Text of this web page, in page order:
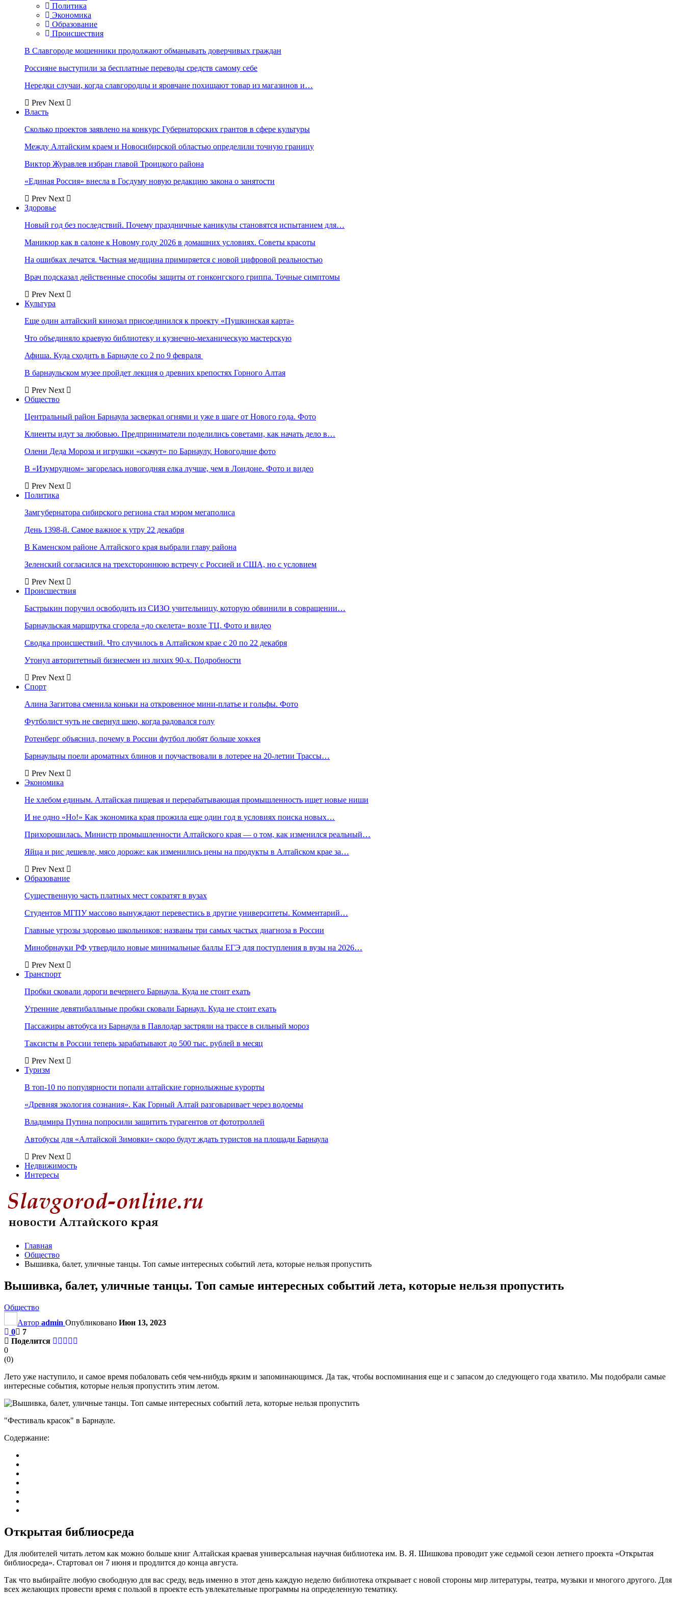
Политика
Экономика
Образование
Происшествия
В Славгороде мошенники продолжают обманывать доверчивых граждан
Россияне выступили за бесплатные переводы средств самому себе
Нередки случаи, когда славгородцы и яровчане похищают товар из магазинов и…
Prev Next
Власть
Сколько проектов заявлено на конкурс Губернаторских грантов в сфере культуры
Между Алтайским краем и Новосибирской областью определили точную границу
Виктор Журавлев избран главой Троицкого района
«Единая Россия» внесла в Госдуму новую редакцию закона о занятости
Prev Next
Здоровье
Новый год без последствий. Почему праздничные каникулы становятся испытанием для…
Маникюр как в салоне к Новому году 2026 в домашних условиях. Советы красоты
На ошибках лечатся. Частная медицина примиряется с новой цифровой реальностью
Врач подсказал действенные способы защиты от гонконгского гриппа. Точные симптомы
Prev Next
Культура
Еще один алтайский кинозал присоединился к проекту «Пушкинская карта»
Что объединяло краевую библиотеку и кузнечно-механическую мастерскую
Афиша. Куда сходить в Барнауле со 2 по 9 февраля
В барнаульском музее пройдет лекция о древних крепостях Горного Алтая
Prev Next
Общество
Центральный район Барнаула засверкал огнями и уже в шаге от Нового года. Фото
Клиенты идут за любовью. Предприниматели поделились советами, как начать дело в…
Олени Деда Мороза и игрушки «скачут» по Барнаулу. Новогодние фото
В «Изумрудном» загорелась новогодняя елка лучше, чем в Лондоне. Фото и видео
Prev Next
Политика
Замгубернатора сибирского региона стал мэром мегаполиса
День 1398-й. Самое важное к утру 22 декабря
В Каменском районе Алтайского края выбрали главу района
Зеленский согласился на трехстороннюю встречу с Россией и США, но с условием
Prev Next
Происшествия
Бастрыкин поручил освободить из СИЗО учительницу, которую обвинили в совращении…
Барнаульская маршрутка сгорела «до скелета» возле ТЦ. Фото и видео
Сводка происшествий. Что случилось в Алтайском крае с 20 по 22 декабря
Утонул авторитетный бизнесмен из лихих 90-х. Подробности
Prev Next
Спорт
Алина Загитова сменила коньки на откровенное мини-платье и гольфы. Фото
Футболист чуть не свернул шею, когда радовался голу
Ротенберг объяснил, почему в России футбол любят больше хоккея
Барнаульцы поели ароматных блинов и поучаствовали в лотерее на 20-летии Трассы…
Prev Next
Экономика
Не хлебом единым. Алтайская пищевая и перерабатывающая промышленность ищет новые ниши
И не одно «Но!» Как экономика края прожила еще один год в условиях поиска новых…
Прихорошилась. Министр промышленности Алтайского края — о том, как изменился реальный…
Яйца и рис дешевле, мясо дороже: как изменились цены на продукты в Алтайском крае за…
Prev Next
Образование
Существенную часть платных мест сократят в вузах
Студентов МГПУ массово вынуждают перевестись в другие университеты. Комментарий…
Главные угрозы здоровью школьников: названы три самых частых диагноза в России
Минобрнауки РФ утвердило новые минимальные баллы ЕГЭ для поступления в вузы на 2026…
Prev Next
Транспорт
Пробки сковали дороги вечернего Барнаула. Куда не стоит ехать
Утренние девятибалльные пробки сковали Барнаул. Куда не стоит ехать
Пассажиры автобуса из Барнаула в Павлодар застряли на трассе в сильный мороз
Таксисты в России теперь зарабатывают до 500 тыс. рублей в месяц
Prev Next
Туризм
В топ-10 по популярности попали алтайские горнолыжные курорты
«Древняя экология сознания». Как Горный Алтай разговаривает через водоемы
Владимира Путина попросили защитить турагентов от фототроллей
Автобусы для «Алтайской Зимовки» скоро будут ждать туристов на площади Барнаула
Prev Next
Недвижимость
Интересы
Главная
Общество
Вышивка, балет, уличные танцы. Топ самые интересных событий лета, которые нельзя пропустить
Вышивка, балет, уличные танцы. Топ самые интересных событий лета, которые нельзя пропустить
Общество
Автор admin Опубликовано Июн 13, 2023
0
7
Поделится
0
(0)
Лето уже наступило, и самое время побаловать себя чем-нибудь ярким и запоминающимся. Да так, чтобы воспоминания еще и с запасом до следующего года хватило. Мы подобрали самые
интересные события, которые нельзя пропустить этим летом.
"Фестиваль красок" в Барнауле.
Содержание:
Открытая библиосреда
Для любителей читать летом как можно больше книг Алтайская краевая универсальная научная библиотека им. В. Я. Шишкова проводит уже седьмой сезон летнего проекта «Открытая
библиосреда». Стартовал он 7 июня и продлится до конца августа.
Так что выбирайте любую свободную для вас среду, ведь именно в этот день каждую неделю библиотека открывает с новой стороны мир литературы, театра, музыки и многого другого. Для
всех желающих провести время с пользой в проекте есть увлекательные программы на определенную тематику.